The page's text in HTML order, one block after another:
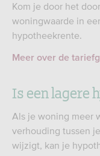
Kom je door het
woningwaarde in
hypotheekrente.
Meer over de
Is een lagere
Als je woning meer
verhouding tussen
wijzigt, kan je